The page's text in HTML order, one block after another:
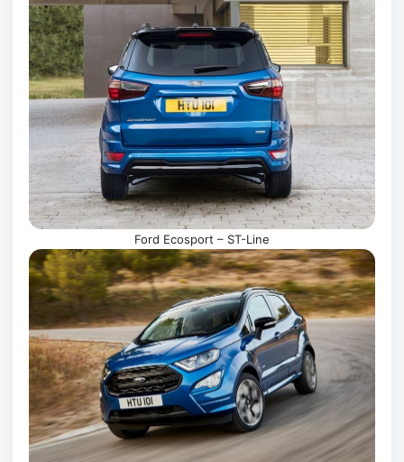
Ford Ecosport – ST-Line